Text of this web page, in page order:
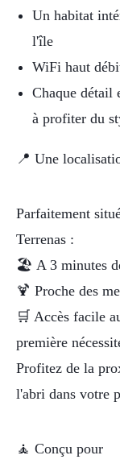
Un habitat
l'île
WiFi haut
Chaque détail
à profiter du
📍 Une
Parfaitement
Terrenas :
🏖️ A 3 minutes
🍹 Proche des
🛒 Accès facile
première
Profitez de la
l'abri dans votre
🧘 Conçu pour